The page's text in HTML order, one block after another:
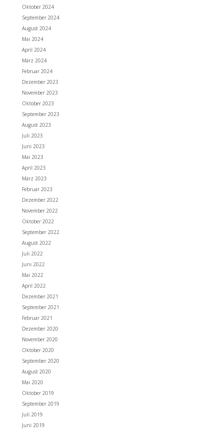
Oktober 2024
September 2024
August 2024
Mai 2024
April 2024
März 2024
Februar 2024
Dezember 2023
November 2023
Oktober 2023
September 2023
August 2023
Juli 2023
Juni 2023
Mai 2023
April 2023
März 2023
Februar 2023
Dezember 2022
November 2022
Oktober 2022
September 2022
August 2022
Juli 2022
Juni 2022
Mai 2022
April 2022
Dezember 2021
September 2021
Februar 2021
Dezember 2020
November 2020
Oktober 2020
September 2020
August 2020
Mai 2020
Oktober 2019
September 2019
Juli 2019
Juni 2019